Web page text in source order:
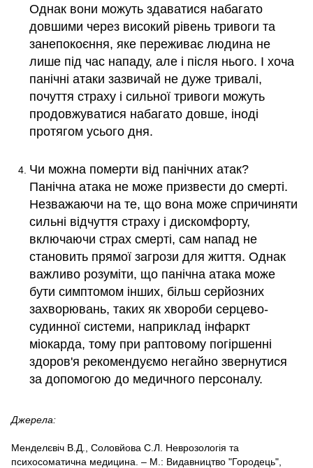
Однак вони можуть здаватися набагато
довшими через високий рівень тривоги та
занепокоєння, яке переживає людина не
лише під час нападу, але і після нього. І хоча
панічні атаки зазвичай не дуже тривалі,
почуття страху і сильної тривоги можуть
продовжуватися набагато довше, іноді
протягом усього дня.
Чи можна померти від панічних атак?
Панічна атака не може призвести до смерті.
Незважаючи на те, що вона може спричиняти
сильні відчуття страху і дискомфорту,
включаючи страх смерті, сам напад не
становить прямої загрози для життя. Однак
важливо розуміти, що панічна атака може
бути симптомом інших, більш серйозних
захворювань, таких як хвороби серцево-
судинної системи, наприклад інфаркт
міокарда, тому при раптовому погіршенні
здоров'я рекомендуємо негайно звернутися
за допомогою до медичного персоналу.
Джерела:
Менделєвіч В.Д., Соловйова С.Л. Неврозологія та
психосоматична медицина. – М.: Видавництво "Городець",